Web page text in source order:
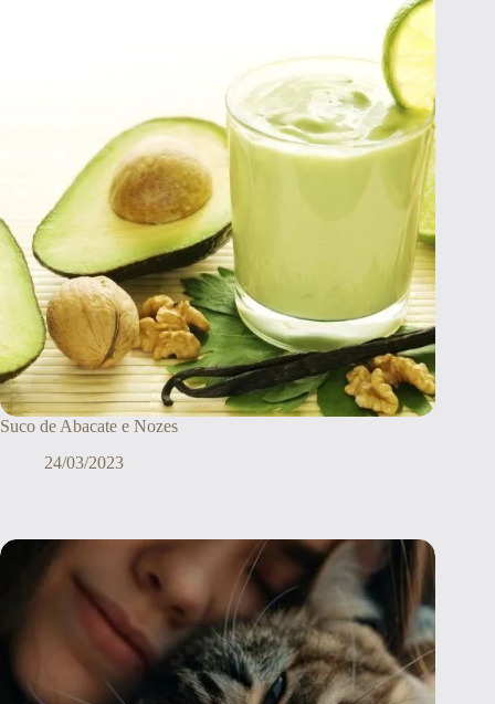
Suco de Abacate e Nozes
24/03/2023